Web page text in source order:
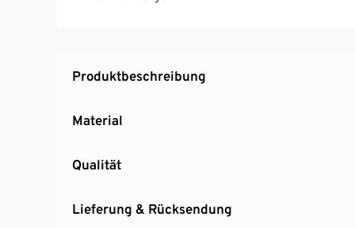
Wickelhöhe ca. 89 cm
Produktbeschreibung
Material
Qualität
Lieferung & Rücksendung